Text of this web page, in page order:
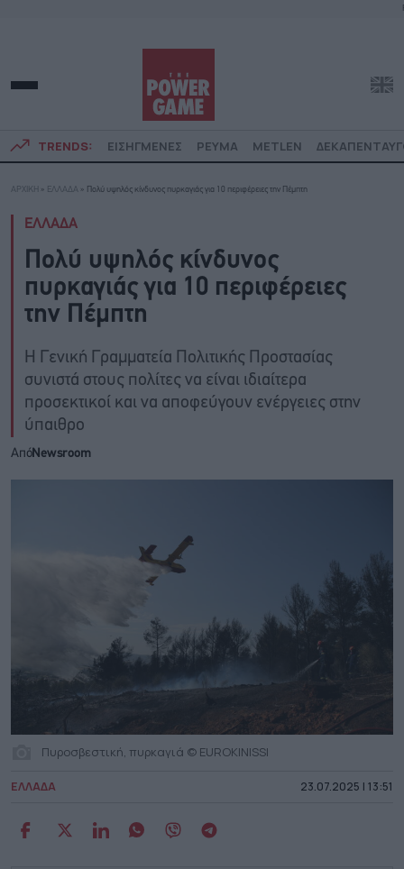
TRENDS: ΕΙΣΗΓΜΕΝΕΣ ΡΕΥΜΑ METLEN
ΑΡΧΙΚΗ » ΕΛΛΑΔΑ » Πολύ υψηλός κίνδυνος πυρκαγιάς για 10 περιφέρειες την Πέμπτη
ΕΛΛΑΔΑ
Πολύ υψηλός κίνδυνος
πυρκαγιάς για 10 περιφέρειες
την Πέμπτη
Η Γενική Γραμματεία Πολιτικής Προστασίας
συνιστά στους πολίτες να είναι ιδιαίτερα
προσεκτικοί και να αποφεύγουν ενέργειες στην
ύπαιθρο
ΑπόNewsroom
Πυροσβεστική, πυρκαγιά © EUROKINISSI
ΕΛΛΑΔΑ 23.07.2025 | 13:51